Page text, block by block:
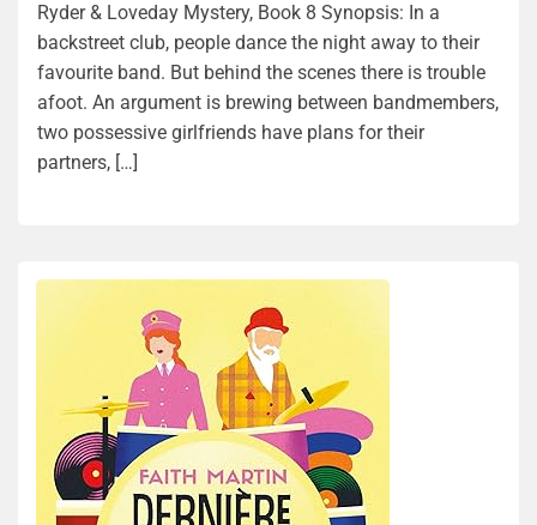
Ryder & Loveday Mystery, Book 8 Synopsis: In a
backstreet club, people dance the night away to their
favourite band. But behind the scenes there is trouble
afoot. An argument is brewing between bandmembers,
two possessive girlfriends have plans for their
partners, […]